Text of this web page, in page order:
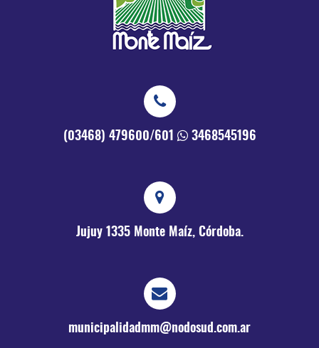
(03468) 479600/601 3468545196
Jujuy 1335 Monte Maíz, Córdoba.
municipalidadmm@nodosud.com.ar